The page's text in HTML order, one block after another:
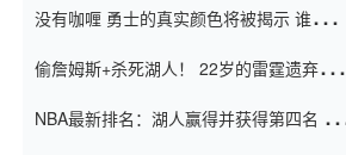
没有咖喱 勇士的真实颜色将被揭示 谁注意
偷詹姆斯+杀死湖人！ 22岁的雷霆遗弃儿子
亿元人民币的合同
NBA最新排名：湖人赢得并获得第四名 小